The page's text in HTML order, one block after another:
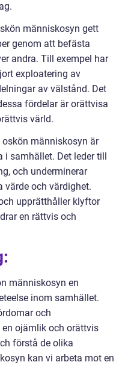
människosyn gett
genom att befästa
andra. Till exempel har
exploatering av
av välstånd. Det
fördelar är orättvisa
värld.
oskön människosyn är
samhället. Det leder till
och underminerar
värde och värdighet.
upprätthåller klyftor
en rättvis och
människosyn en
inom samhället.
och
ojämlik och orättvis
förstå de olika
kan vi arbeta mot en